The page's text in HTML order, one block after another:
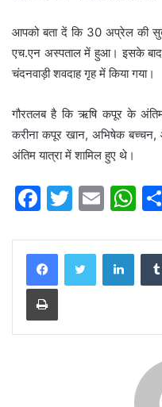
आपको बता दें कि 30 अप्रेल की
एच.एन अस्पताल में हुआ। इसके
चंदनवाड़ी शवदाह गृह में किया गया।
गौरतलब है कि ऋषि कपूर के
करीना कपूर खान, अभिषेक
अंतिम यात्रा में शामिल हुए थे।
F
c
e
b
o
T
itt
er
E
ai
W
at